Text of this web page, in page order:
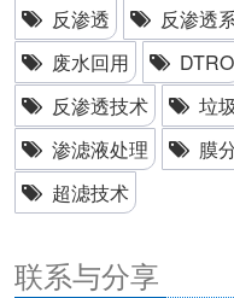
反渗透 反渗透
废水回用
DTRO
反渗透技术
垃
渗滤液处理
膜
超滤技术
联系与分享